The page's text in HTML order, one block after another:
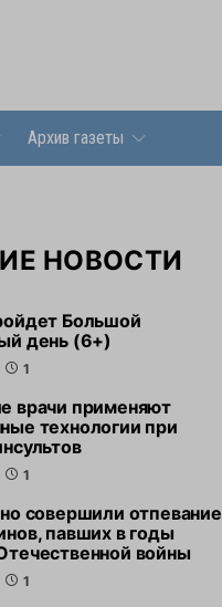
Архив газеты
НОВОСТИ
Большой
день (6+)
1
врачи применяют
технологии при
1
совершили отпевание
павших в годы
войны
1